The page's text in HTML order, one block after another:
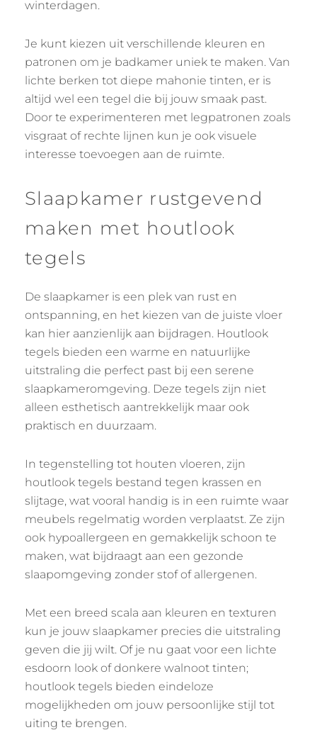
winterdagen.
Je kunt kiezen uit verschillende kleuren en
patronen om je badkamer uniek te maken. Van
lichte berken tot diepe mahonie tinten, er is
altijd wel een tegel die bij jouw smaak past.
Door te experimenteren met legpatronen zoals
visgraat of rechte lijnen kun je ook visuele
interesse toevoegen aan de ruimte.
Slaapkamer rustgevend
maken met houtlook
tegels
De slaapkamer is een plek van rust en
ontspanning, en het kiezen van de juiste vloer
kan hier aanzienlijk aan bijdragen. Houtlook
tegels bieden een warme en natuurlijke
uitstraling die perfect past bij een serene
slaapkameromgeving. Deze tegels zijn niet
alleen esthetisch aantrekkelijk maar ook
praktisch en duurzaam.
In tegenstelling tot houten vloeren, zijn
houtlook tegels bestand tegen krassen en
slijtage, wat vooral handig is in een ruimte waar
meubels regelmatig worden verplaatst. Ze zijn
ook hypoallergeen en gemakkelijk schoon te
maken, wat bijdraagt aan een gezonde
slaapomgeving zonder stof of allergenen.
Met een breed scala aan kleuren en texturen
kun je jouw slaapkamer precies die uitstraling
geven die jij wilt. Of je nu gaat voor een lichte
esdoorn look of donkere walnoot tinten;
houtlook tegels bieden eindeloze
mogelijkheden om jouw persoonlijke stijl tot
uiting te brengen.